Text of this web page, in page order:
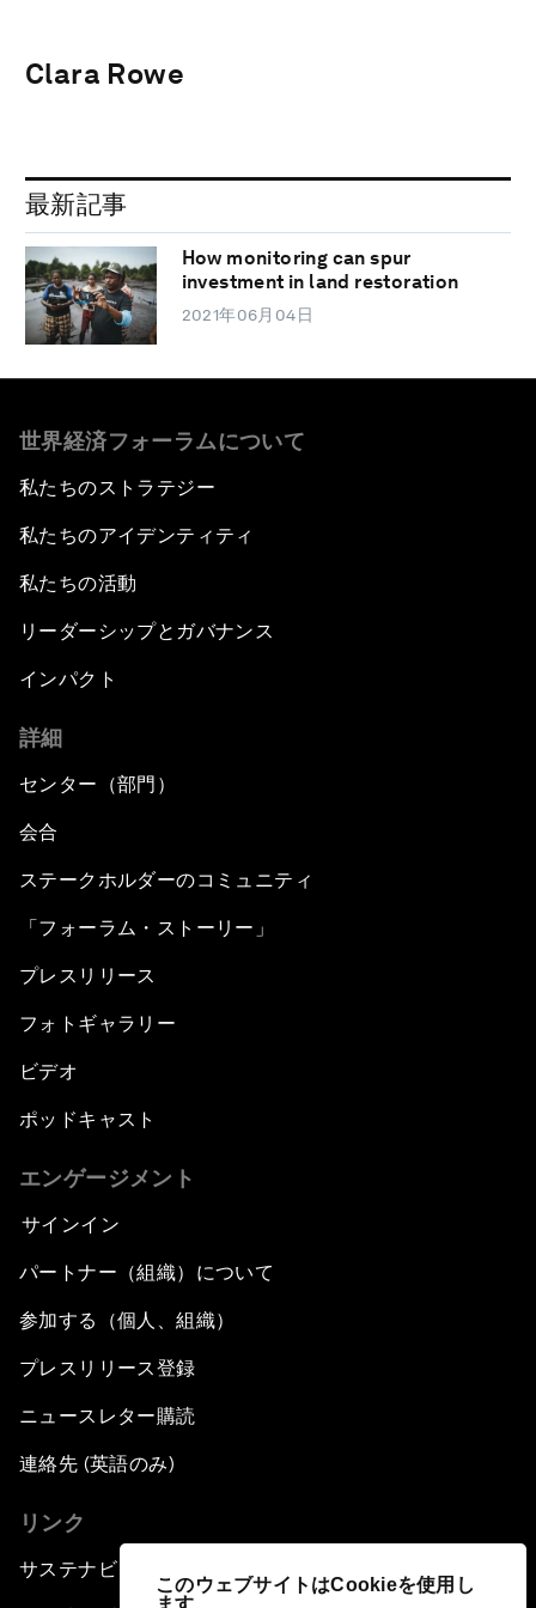
このウェブサイトはCookieを使用し
ます
Clara Rowe
最新記事
How monitoring can spur
investment in land restoration
2021年06月04日
世界経済フォーラムについて
私たちのストラテジー
私たちのアイデンティティ
私たちの活動
リーダーシップとガバナンス
インパクト
詳細
センター（部門）
会合
ステークホルダーのコミュニティ
「フォーラム・ストーリー」
プレスリリース
フォトギャラリー
ビデオ
ポッドキャスト
エンゲージメント
サインイン
パートナー（組織）について
参加する（個人、組織）
プレスリリース登録
ニュースレター購読
連絡先 (英語のみ)
リンク
サステナビリティへの取り組み